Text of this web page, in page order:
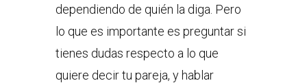
dependiendo de quién la diga. Pero
lo que es importante es preguntar si
tienes dudas respecto a lo que
quiere decir tu pareja, y hablar